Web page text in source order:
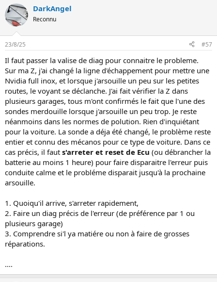
DarkAngel
Reconnu
23/8/25 #57
Il faut passer la valise de diag pour connaitre le probleme.
Sur ma Z, j'ai changé la ligne d'échappement pour mettre une
Nvidia full inox, et lorsque j'arsouille un peu sur les petites
routes, le voyant se déclanche. J'ai fait vérifier la Z dans
plusieurs garages, tous m'ont confirmés le fait que l'une des
sondes merdouille lorsque j'arsouille un peu trop. Je reste
néanmoins dans les normes de polution. Rien d'inquiétant
pour la voiture. La sonde a déja été changé, le problème reste
entier et connu des mécanos pour ce type de voiture. Dans ce
cas précis, il faut s'arreter et reset de Ecu (ou débrancher la
batterie au moins 1 heure) pour faire disparaitre l'erreur puis
conduite calme et le probléme disparait jusqu'à la prochaine
arsouille.
1. Quoiqu'il arrive, s'arreter rapidement,
2. Faire un diag précis de l'erreur (de préférence par 1 ou
plusieurs garage)
3. Comprendre si'l ya matiére ou non à faire de grosses
réparations.
....